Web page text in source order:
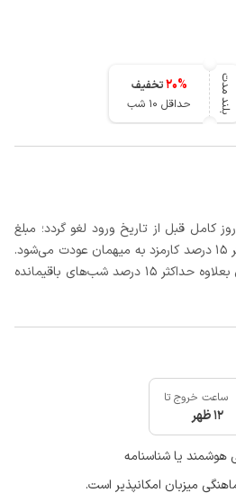
بلند مدت 20%
تخفیف
حداقل 10 شب
در صورتی که رزرو، حداقل 3 روز کامل قبل از تاریخ ورود لغو گردد؛ مبلغ
صورتحساب پس از کسر حداکثر 15 درصد کارمزد به میهمان عودت می‌شود.
در غیر اینصورت اجاره شب اول بعلاوه حداکثر 15 درصد شب‌های باقیمانده
ساعت خروج تا
12 ظهر
هوشمند یا شناسنامه
میزبان امکانپذیر است.